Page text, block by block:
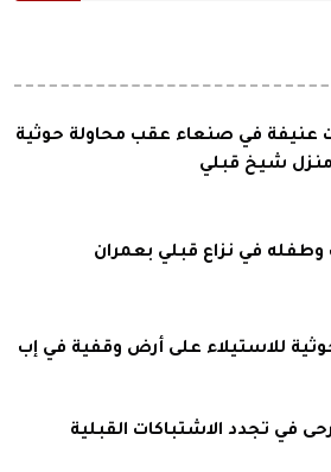
عنيفة في صنعاء عقب محاولة حوثية
منزل شيخ قبلي
في نزاع قبلي بعمران
للاستيلاء على أرض وقفية في إب
في تجدد الاشتباكات القبلية